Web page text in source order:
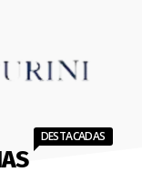
DESTACADAS